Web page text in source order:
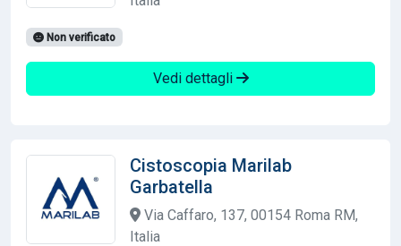
Non verificato
Vedi dettagli
Cistoscopia Marilab
Garbatella
Via Caffaro, 137, 00154 Roma RM,
Italia